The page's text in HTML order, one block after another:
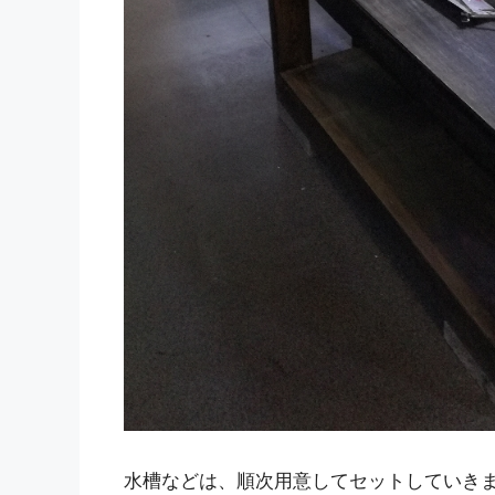
水槽などは、順次用意してセットしていき